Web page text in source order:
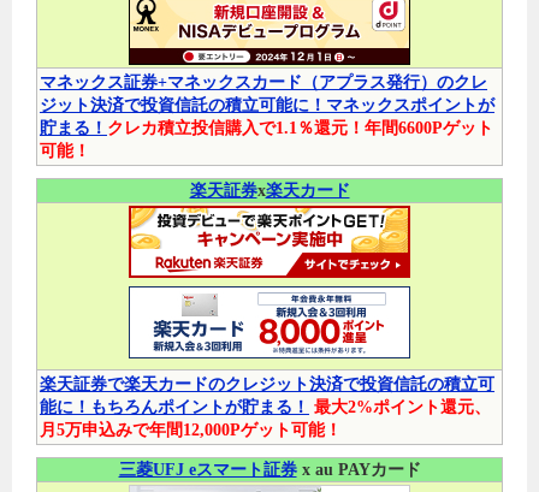
マネックス証券+マネックスカード（アプラス発行）のクレ
ジット決済で投資信託の積立可能に！マネックスポイントが
貯まる！ クレカ積立投信購入で1.1％還元！年間6600Pゲット
可能！
楽天証券x楽天カード
楽天証券で楽天カードのクレジット決済で投資信託の積立可
能に！もちろんポイントが貯まる！ 最大2%ポイント還元、
月5万申込みで年間12,000Pゲット可能！
三菱UFJ eスマート証券x au PAYカード